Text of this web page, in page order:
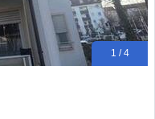
1 / 4